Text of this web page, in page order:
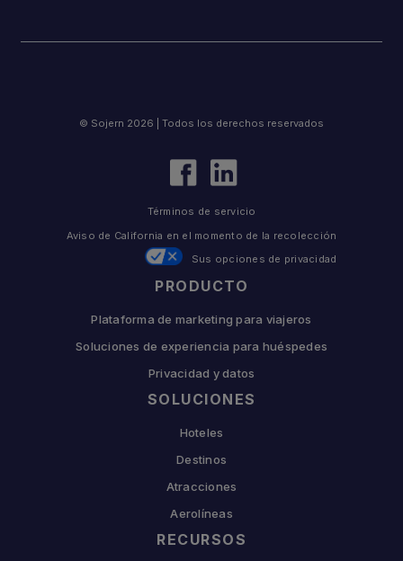
PRODUCTO
Plataforma de marketing para viajeros
Soluciones de experiencia para huéspedes
Privacidad y datos
SOLUCIONES
Hoteles
Destinos
Atracciones
Aerolíneas
RECURSOS
© Sojern 2026 | Todos los derechos reservados
Términos de servicio
Aviso de California en el momento de la recolección
Sus opciones de privacidad